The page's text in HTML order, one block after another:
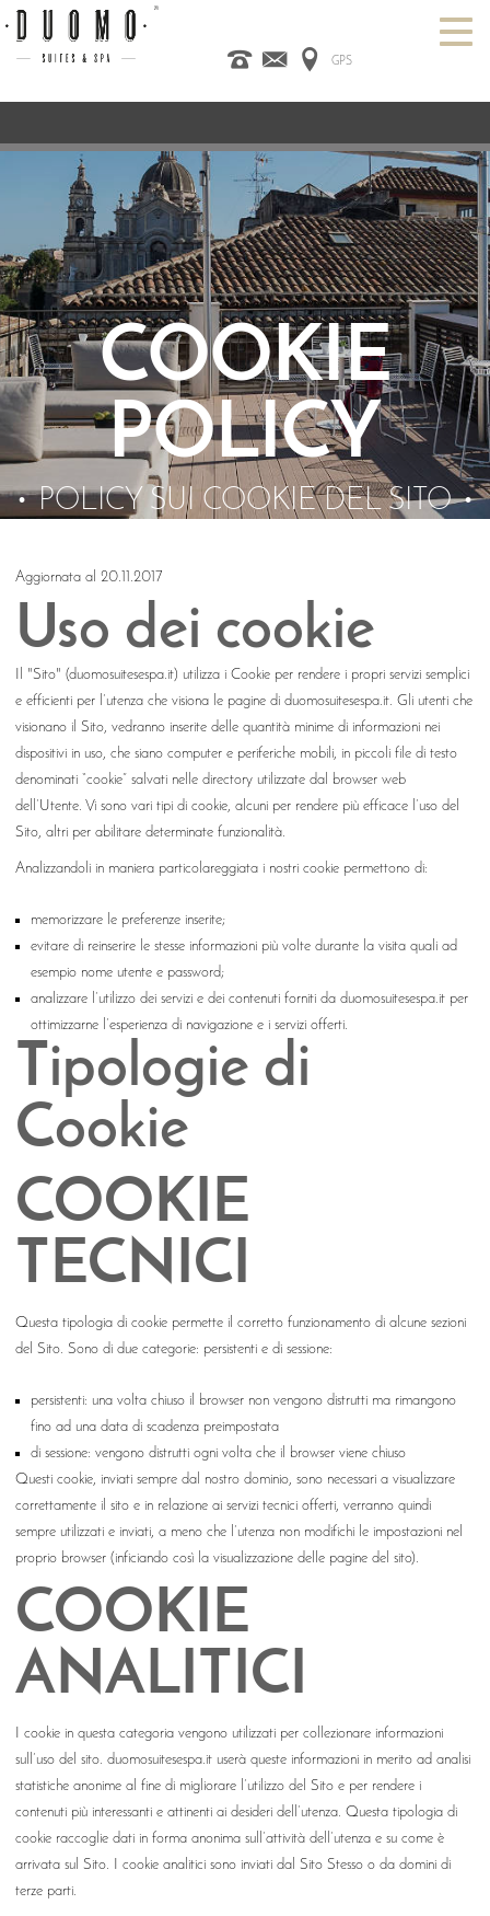
GPS
ROOMS SPA DESIGN HOTEL
CATANIA OFFERS CONTACT US
COOKIE
POLICY
POLICY SUI COOKIE DEL SITO
Aggiornata al 20.11.2017
Uso dei cookie
Il "Sito" (duomosuitesespa.it) utilizza i Cookie per rendere i propri servizi semplici
e efficienti per l’utenza che visiona le pagine di duomosuitesespa.it. Gli utenti che
visionano il Sito, vedranno inserite delle quantità minime di informazioni nei
dispositivi in uso, che siano computer e periferiche mobili, in piccoli file di testo
denominati “cookie” salvati nelle directory utilizzate dal browser web
dell’Utente. Vi sono vari tipi di cookie, alcuni per rendere più efficace l’uso del
Sito, altri per abilitare determinate funzionalità.
Analizzandoli in maniera particolareggiata i nostri cookie permettono di:
memorizzare le preferenze inserite;
evitare di reinserire le stesse informazioni più volte durante la visita quali ad
esempio nome utente e password;
analizzare l’utilizzo dei servizi e dei contenuti forniti da duomosuitesespa.it per
ottimizzarne l’esperienza di navigazione e i servizi offerti.
Tipologie di
Cookie
COOKIE
TECNICI
Questa tipologia di cookie permette il corretto funzionamento di alcune sezioni
del Sito. Sono di due categorie: persistenti e di sessione:
persistenti: una volta chiuso il browser non vengono distrutti ma rimangono
fino ad una data di scadenza preimpostata
di sessione: vengono distrutti ogni volta che il browser viene chiuso
Questi cookie, inviati sempre dal nostro dominio, sono necessari a visualizzare
correttamente il sito e in relazione ai servizi tecnici offerti, verranno quindi
sempre utilizzati e inviati, a meno che l’utenza non modifichi le impostazioni nel
proprio browser (inficiando così la visualizzazione delle pagine del sito).
COOKIE
ANALITICI
I cookie in questa categoria vengono utilizzati per collezionare informazioni
sull’uso del sito. duomosuitesespa.it userà queste informazioni in merito ad analisi
statistiche anonime al fine di migliorare l’utilizzo del Sito e per rendere i
contenuti più interessanti e attinenti ai desideri dell’utenza. Questa tipologia di
cookie raccoglie dati in forma anonima sull’attività dell’utenza e su come è
arrivata sul Sito. I cookie analitici sono inviati dal Sito Stesso o da domini di
terze parti.